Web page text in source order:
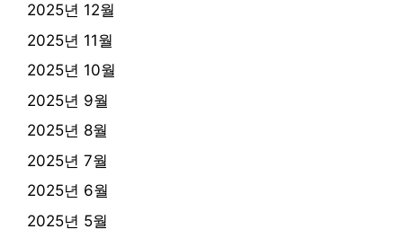
2025년 12월
2025년 11월
2025년 10월
2025년 9월
2025년 8월
2025년 7월
2025년 6월
2025년 5월